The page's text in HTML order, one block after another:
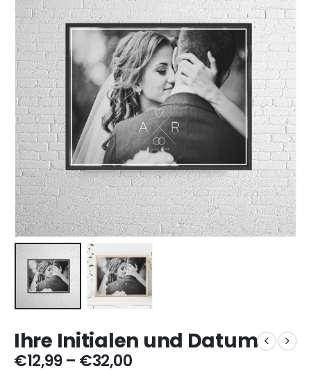
Ihre Initialen und Datum
€12,99 – €32,00Preisspanne: